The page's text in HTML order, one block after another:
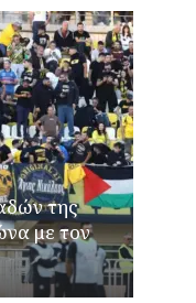
της
με τον